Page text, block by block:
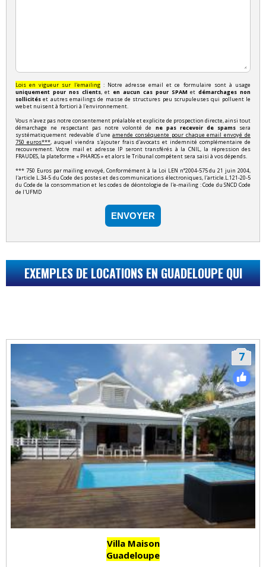
Lois en vigueur sur l'emailing: Notre adresse email et ce formulaire sont à usage
uniquement pour nos clients, et en aucun cas pour SPAM etdémarchages non
sollicités et autres emailings de masse de structures peu scrupuleuses qui polluent le
web et nuisent à fortiori à l'environnement.
Vous n'avez pas notre consentement préalable et explicite de prospection directe, ainsi tout
démarchage ne respectant pas notre volonté de ne pas recevoir de spamssera
systématiquement redevable d'uneamende conséquente pour chaque email envoyé de
750 euros***, auquel viendra s'ajouter frais d'avocats et indemnité complémentaire de
recouvrement. Votre mail et adresse IP seront transférés à la CNIL, la répression des
FRAUDES, la plateforme « PHAROS » et alors le Tribunal compétent sera saisi à vos dépends.
*** 750 Euros par mailing envoyé, Conformément à la Loi LEN n°2004-575 du 21 juin 2004,
l'article L.34-5 du Code des postes et des communications électroniques, l'article.L.121-20-5
du Code de la consommation et les codes de déontologie de l'e-mailing : Code du SNCD Code
de l'UFMD
ENVOYER
EXEMPLES DE LOCATIONS EN GUADELOUPE QUI
7
Villa Maison
Guadeloupe